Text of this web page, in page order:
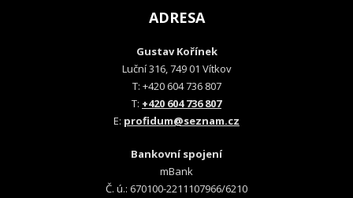
ADRESA
Gustav Kořínek
Luční 316, 749 01 Vítkov
T: +420 604 736 807
T: +420 604 736 807
E: profidum@seznam.cz
Bankovní spojení
mBank
Č. ú.: 670100-2211107966/6210